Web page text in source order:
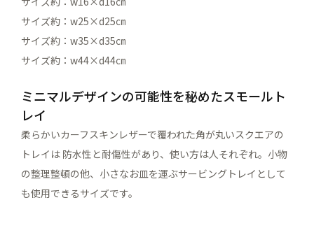
サイズ約：w25×d25㎝
サイズ約：w35×d35㎝
サイズ約：w44×d44㎝
ミニマルデザインの可能性を秘めたスモールト
レイ
柔らかいカーフスキンレザーで覆われた角が丸いスクエアの
トレイは 防水性と耐傷性があり、使い方は人それぞれ。小物
の整理整頓の他、小さなお皿を運ぶサービングトレイとして
も使用できるサイズです。